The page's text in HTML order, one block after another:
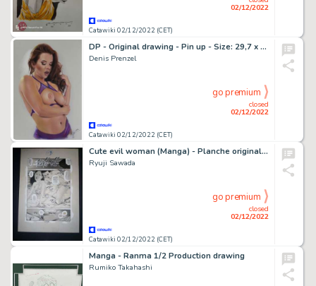
Catawiki 02/12/2022 (CET)
02/12/2022
DP - Original drawing - Pin up - Size: 29,7 x 42 cm. - (2022)
Denis Prenzel
Catawiki 02/12/2022 (CET)
closed
02/12/2022
go premium
Cute evil woman (Manga) - Planche originale érotique - Format: 28 x 38 cm.
Ryuji Sawada
Catawiki 02/12/2022 (CET)
closed
02/12/2022
go premium
Manga - Ranma 1/2 Production drawing
Rumiko Takahashi